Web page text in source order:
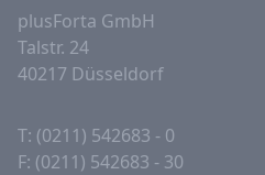
plusForta GmbH
Talstr. 24
40217 Düsseldorf
T: (0211) 542683 - 0
F: (0211) 542683 - 30